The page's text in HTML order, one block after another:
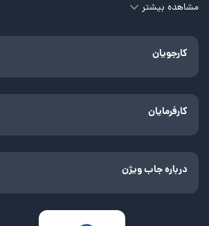
مشاهده بیشتر
کارجویان
کارفرمایان
درباره جاب ویژن